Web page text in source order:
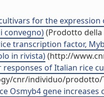
for the
convegno)(Prodotto della
transcription factor,
in rivista)(http://
of Italian rice
cnr/individuo/prodotto/
Osmyb4 gene